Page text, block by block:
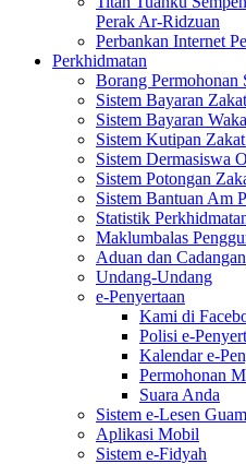
Perak Ar-Ridzuan
Perbankan Internet
Perkhidmatan
Borang Permohonan
Sistem Bayaran
Sistem Bayaran
Sistem Kutipan
Sistem Dermasiswa
Sistem Potongan
Sistem Bantuan Am
Statistik
Maklumbalas
Aduan dan Cadangan
Undang-Undang
e-Penyertaan
Kami di
Polisi e-
Kalendar e-
Permohonan
Suara Anda
Sistem e-Lesen
Aplikasi Mobil
Sistem e-Fidyah